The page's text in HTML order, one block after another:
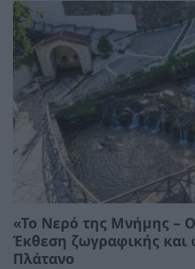
«Το Νερό της Μνήμης –
Έκθεση ζωγραφικής και
Πλάτανο